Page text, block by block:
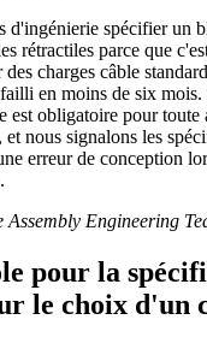
d'ingénierie spécifier un
rétractiles parce que
charges câble
en moins de six
est obligatoire pour toute
et nous signalons les
erreur de conception
Assembly Engineering
pour la
le choix d'un